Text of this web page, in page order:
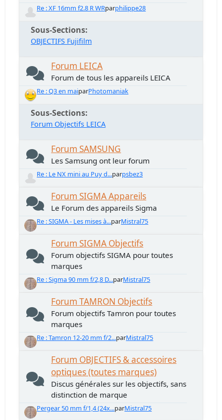
Re : XF 16mm f2.8 R WRparphilippe28
Sous-Sections
OBJECTIFS Fujifilm
Forum LEICA
Forum de tous les appareils LEICA
Re : Q3 en maiparPhotomaniak
Sous-Sections
Forum Objectifs LEICA
Forum SAMSUNG
Les Samsung ont leur forum
Re : Le NX mini au Puy d...parpsbez3
Forum SIGMA Appareils
Le Forum des appareils Sigma
Re : SIGMA - Les mises à...parMistral75
Forum SIGMA Objectifs
Forum objectifs SIGMA pour toutes
marques
Re : Sigma 90 mm f/2,8 D...parMistral75
Forum TAMRON Objectifs
Forum objectifs Tamron pour toutes
marques
Re : Tamron 12-20 mm f/2...parMistral75
Forum OBJECTIFS & accessoires
optiques (toutes marques)
Discus générales sur les objectifs, sans
distinction de marque
Pergear 50 mm f/1,4 (24x...parMistral75